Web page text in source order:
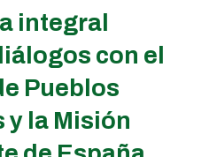
integral
con el
Pueblos
y la Misión